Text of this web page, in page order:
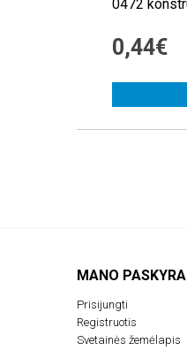
0472
0,44€
MANO PASKYRA
Prisijungti
Registruotis
Svetainės žemėlapis